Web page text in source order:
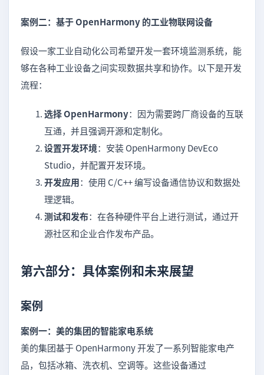
案例二：基于 OpenHarmony 的工业物联网设备
假设一家工业自动化公司希望开发一套环境监测系统，能
够在各种工业设备之间实现数据共享和协作。以下是开发
流程：
选择 OpenHarmony：因为需要跨厂商设备的互联
互通，并且强调开源和定制化。
设置开发环境：安装 OpenHarmony DevEco
Studio，并配置开发环境。
开发应用：使用 C/C++ 编写设备通信协议和数据处
理逻辑。
测试和发布：在各种硬件平台上进行测试，通过开
源社区和企业合作发布产品。
第六部分：具体案例和未来展望
案例
案例一：美的集团的智能家电系统
美的集团基于 OpenHarmony 开发了一系列智能家电产
品，包括冰箱、洗衣机、空调等。这些设备通过